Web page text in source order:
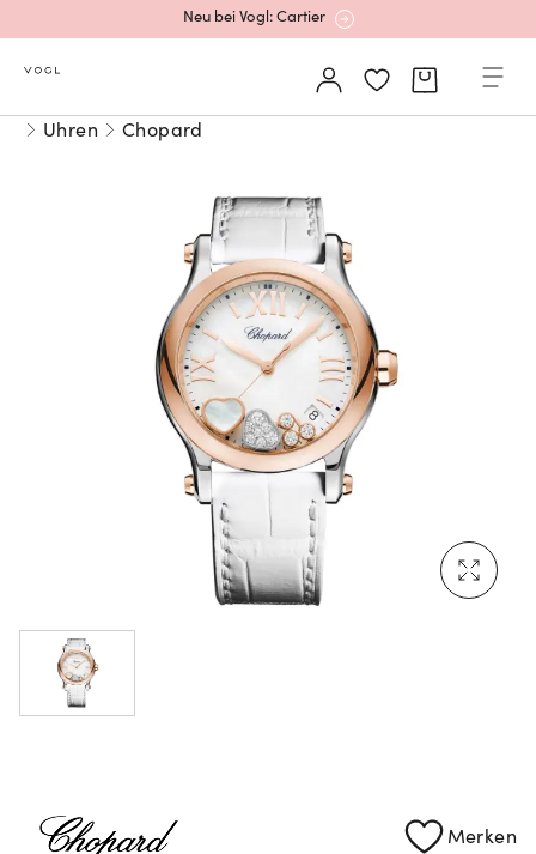
Neu bei Vogl: Cartier
Mehr erfahren: Ikonische Uhren von Cartier
Rolex Certified Pre-Owned entdecken
Neu bei Vogl: Uhren von Grand Seiko
Neu bei Vogl: Cartier
Mehr erfahren: Ikonische Uhren von Cartier
Uhren Chopard
Merken